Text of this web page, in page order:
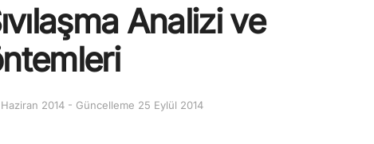
Analizi ve
Haziran 2014 - Güncelleme 25 Eylül 2014